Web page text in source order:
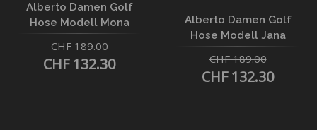
Alberto Damen Golf
Hose Modell Mona
CHF 189.00
CHF 132.30
Alberto Damen Golf
Hose Modell Jana
CHF 189.00
CHF 132.30